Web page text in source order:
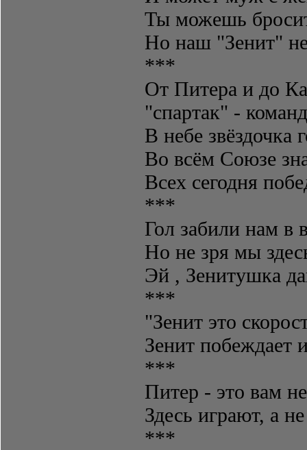
Ты можешь
Но наш "Зенит"
***
От Питера и до
"спартак" -
В небе звёздочка
Во всём Союзе
Всех сегодня
***
Гол забили нам в
Но не зря мы
Эй , Зенитушка
***
"Зенит это
Зенит побеждает
***
Питер - это вам
Здесь играют, а
***